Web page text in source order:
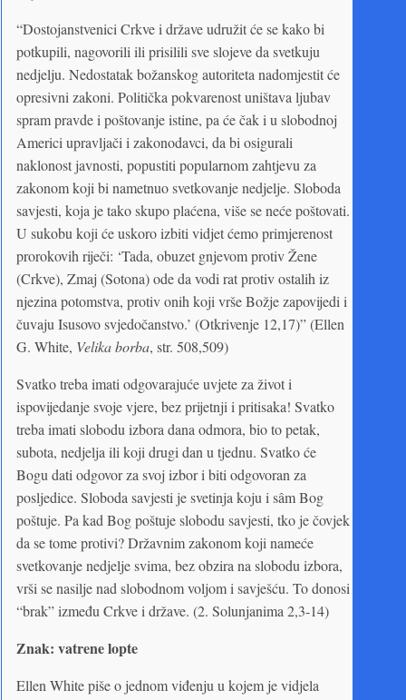
“Dostojanstvenici Crkve i države udružit će se kako bi
potkupili, nagovorili ili prisilili sve slojeve da svetkuju
nedjelju. Nedostatak božanskog autoriteta nadomjestit će
opresivni zakoni. Politička pokvarenost uništava ljubav
spram pravde i poštovanje istine, pa će čak i u slobodnoj
Americi upravljači i zakonodavci, da bi osigurali
naklonost javnosti, popustiti popularnom zahtjevu za
zakonom koji bi nametnuo svetkovanje nedjelje. Sloboda
savjesti, koja je tako skupo plaćena, više se neće poštovati.
U sukobu koji će uskoro izbiti vidjet ćemo primjerenost
prorokovih riječi: ‘Tada, obuzet gnjevom protiv Žene
(Crkve), Zmaj (Sotona) ode da vodi rat protiv ostalih iz
njezina potomstva, protiv onih koji vrše Božje zapovijedi i
čuvaju Isusovo svjedočanstvo.’ (Otkrivenje 12,17)” (Ellen
G. White, Velika borba, str. 508,509)
Svatko treba imati odgovarajuće uvjete za život i
ispovijedanje svoje vjere, bez prijetnji i pritisaka! Svatko
treba imati slobodu izbora dana odmora, bio to petak,
subota, nedjelja ili koji drugi dan u tjednu. Svatko će
Bogu dati odgovor za svoj izbor i biti odgovoran za
posljedice. Sloboda savjesti je svetinja koju i sâm Bog
poštuje. Pa kad Bog poštuje slobodu savjesti, tko je čovjek
da se tome protivi? Državnim zakonom koji nameće
svetkovanje nedjelje svima, bez obzira na slobodu izbora,
vrši se nasilje nad slobodnom voljom i savješću. To donosi
“brak” između Crkve i države. (2. Solunjanima 2,3-14)
Znak: vatrene lopte
Ellen White piše o jednom viđenju u kojem je vidjela